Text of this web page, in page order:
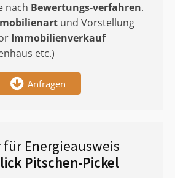
nach Bewertungs-verfahren.
und Vorstellung
Immobilienverkauf
etc.)
Anfragen
für Energieausweis
Pitschen-Pickel